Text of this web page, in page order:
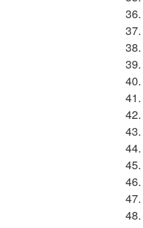
36.
37.
38.
39.
40.
41.
42.
43.
44.
45.
46.
47.
48.